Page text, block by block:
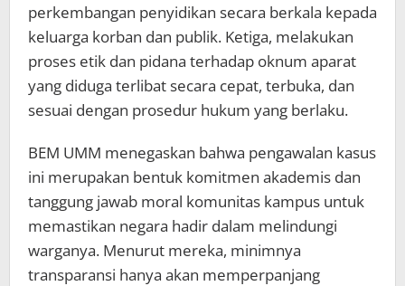
perkembangan penyidikan secara berkala kepada
keluarga korban dan publik. Ketiga, melakukan
proses etik dan pidana terhadap oknum aparat
yang diduga terlibat secara cepat, terbuka, dan
sesuai dengan prosedur hukum yang berlaku.
BEM UMM menegaskan bahwa pengawalan kasus
ini merupakan bentuk komitmen akademis dan
tanggung jawab moral komunitas kampus untuk
memastikan negara hadir dalam melindungi
warganya. Menurut mereka, minimnya
transparansi hanya akan memperpanjang